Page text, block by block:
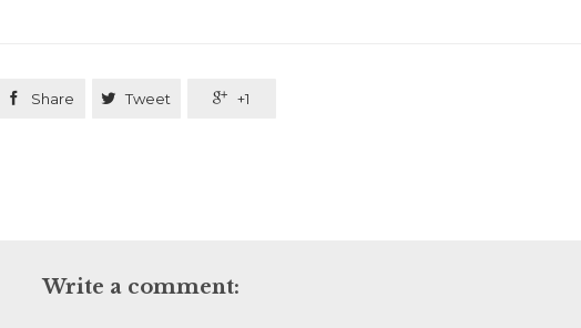
 Share  Tweet  +1
Write a comment: